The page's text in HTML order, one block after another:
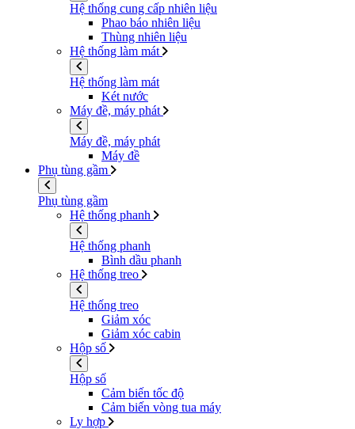
Hệ thống cung cấp nhiên liệu
Phao báo nhiên liệu
Thùng nhiên liệu
Hệ thống làm mát
Hệ thống làm mát
Két nước
Máy đề, máy phát
Máy đề, máy phát
Máy đề
Phụ tùng gầm
Phụ tùng gầm
Hệ thống phanh
Hệ thống phanh
Bình dầu phanh
Hệ thống treo
Hệ thống treo
Giảm xóc
Giảm xóc cabin
Hộp số
Hộp số
Cảm biến tốc độ
Cảm biến vòng tua máy
Ly hợp